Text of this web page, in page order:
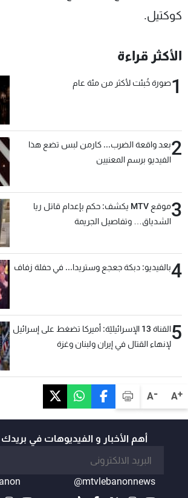
A+
A-
كوكتيل.
الأكثر قراءة
1صورة خُبئت لأكثر من مئة عام
2بعد واقعة الضرب... كارمن لبس تضع هذا
الفيديو برسم المعنيين
3
موقع MTV يكشف: حكم بإعدام قاتل ريا
الشدياق… وتفاصيل الجريمة
4بالفيديو: دبكة جعجع وستريدا... في حفلة زفاف
5
القناة 13 الإسرائيليّة: أميركا تضغط على إسرائيل
لإنهاء القتال في إيران ولبنان وغزة
أهم الأخبار و الفيديوهات في بريدك
@mtvlebanonnews